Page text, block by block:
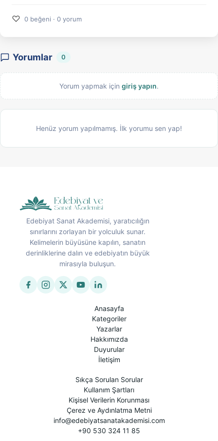
♡ 0 beğeni · 0 yorum
Yorumlar 0
Yorum yapmak için giriş yapın.
Henüz yorum yapılmamış. İlk yorumu sen yap!
Edebiyat Sanat Akademisi, yaratıcılığın
sınırlarını zorlayan bir yolculuk sunar.
Kelimelerin büyüsüne kapılın, sanatın
derinliklerine dalın ve edebiyatın büyük
mirasıyla buluşun.
Anasayfa
Kategoriler
Yazarlar
Hakkımızda
Duyurular
İletişim
Sıkça Sorulan Sorular
Kullanım Şartları
Kişisel Verilerin Korunması
Çerez ve Aydınlatma Metni
info@edebiyatsanatakademisi.com
+90 530 324 11 85